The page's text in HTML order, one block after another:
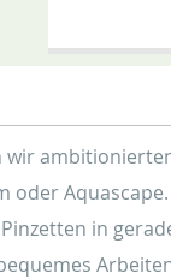
wir
oder
in